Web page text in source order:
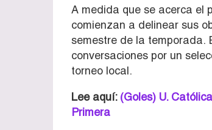
A medida que se acerca el
comienzan a delinear sus
semestre de la temporada.
conversaciones por un
torneo local.
Lee aquí: (Goles) U.
Primera